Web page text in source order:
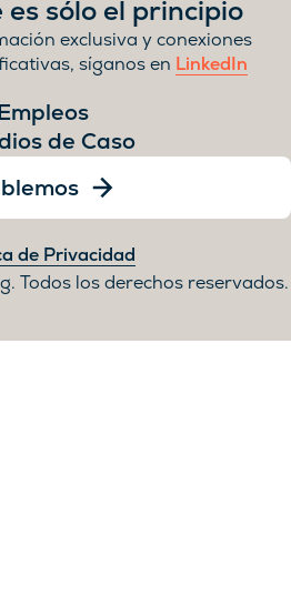
es sólo el principio
exclusiva y conexiones
síganos en LinkedIn
de Caso
de Privacidad
Todos los derechos reservados.